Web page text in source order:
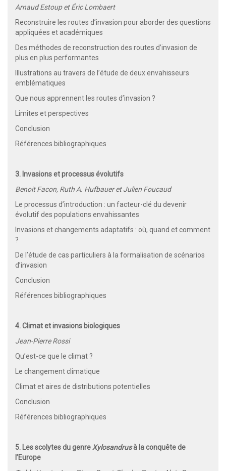
Arnaud Estoup et Éric Lombaert
Reconstruire les routes d’invasion pour aborder des questions
appliquées et académiques
Des méthodes de reconstruction des routes d’invasion de
plus en plus performantes
Illustrations au travers de l’étude de deux envahisseurs
emblématiques
Que nous apprennent les routes d’invasion ?
Limites et perspectives
Conclusion
Références bibliographiques
3. Invasions et processus évolutifs
Benoit Facon, Ruth A. Hufbauer et Julien Foucaud
Le processus d’introduction : un facteur-clé du devenir
évolutif des populations envahissantes
Invasions et changements adaptatifs : où, quand et comment
?
De l’étude de cas particuliers à la formalisation de scénarios
d’invasion
Conclusion
Références bibliographiques
4. Climat et invasions biologiques
Jean-Pierre Rossi
Qu’est-ce que le climat ?
Le changement climatique
Climat et aires de distributions potentielles
Conclusion
Références bibliographiques
5. Les scolytes du genreXylosandrusà la conquête de
l’Europe